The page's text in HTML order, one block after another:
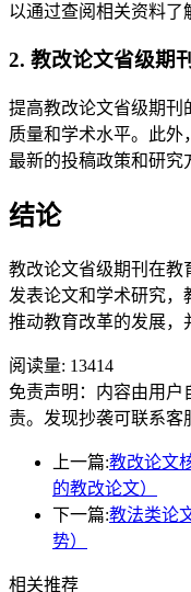
以通过查阅相关资料了
2. 教改论文省级期
提高教改论文省级期刊
质量和学术水平。此外
最新的投稿政策和研究
结论
教改论文省级期刊在教
发表论文和学术研究，
推动教育改革的发展，
阅读量: 13414
免责声明：内容由用户
责。发现抄袭可联系客
上一篇:教改论文
的教改论文）
下一篇:教法类论
势）
相关推荐